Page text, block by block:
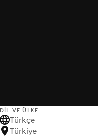
DIL VE ÜLKE
Türkçe
Türkiye